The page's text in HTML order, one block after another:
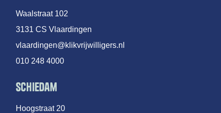
Waalstraat 102
3131 CS Vlaardingen
vlaardingen@klikvrijwilligers.nl
010 248 4000
Schiedam
Hoogstraat 20